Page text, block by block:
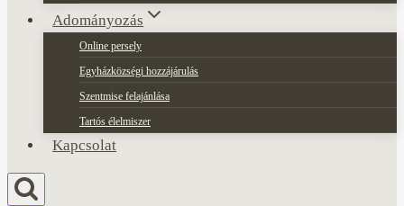
Adományozás
Online persely
Egyházközségi hozzájárulás
Szentmise felajánlása
Tartós élelmiszer
Kapcsolat